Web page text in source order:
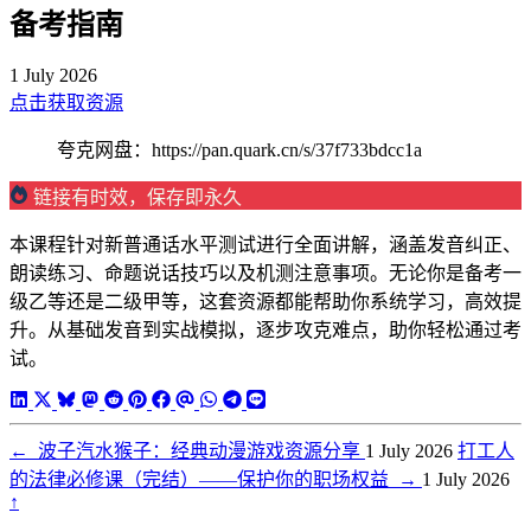
备考指南
1 July 2026
点击获取资源
夸克网盘：https://pan.quark.cn/s/37f733bdcc1a
链接有时效，保存即永久
本课程针对新普通话水平测试进行全面讲解，涵盖发音纠正、
朗读练习、命题说话技巧以及机测注意事项。无论你是备考一
级乙等还是二级甲等，这套资源都能帮助你系统学习，高效提
升。从基础发音到实战模拟，逐步攻克难点，助你轻松通过考
试。
← 波子汽水猴子：经典动漫游戏资源分享 1 July 2026 打工人
的法律必修课（完结）——保护你的职场权益
→ 1 July 2026
↑